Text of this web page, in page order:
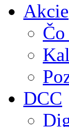
Akcie
DCC